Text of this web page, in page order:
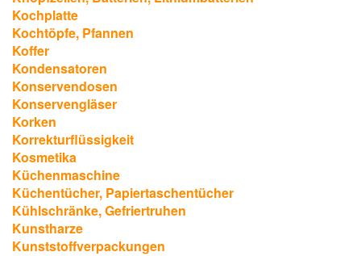
Kochplatte
Kochtöpfe, Pfannen
Koffer
Kondensatoren
Konservendosen
Konservengläser
Korken
Korrekturflüssigkeit
Kosmetika
Küchenmaschine
Küchentücher, Papiertaschentücher
Kühlschränke, Gefriertruhen
Kunstharze
Kunststoffverpackungen